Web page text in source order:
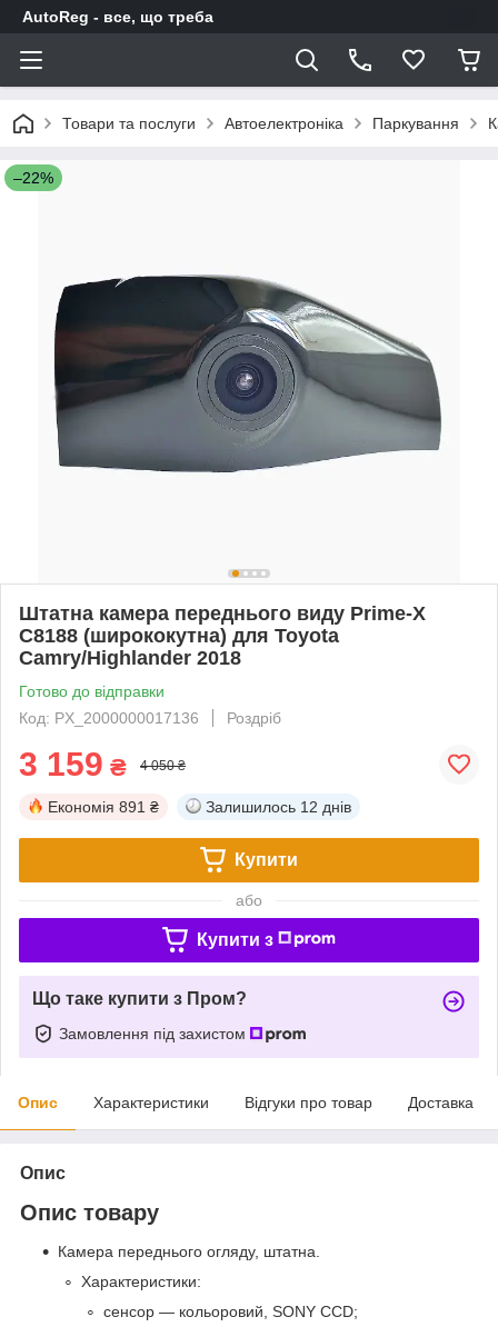
AutoReg - все, що треба
Товари та послуги Автоелектроніка Паркування
–22%
Штатна камера переднього виду Prime-X
C8188 (ширококутна) для Toyota
Camry/Highlander 2018
Готово до відправки
Код: PX_2000000017136
Роздріб
3 159 ₴ 4 050 ₴
Економія 891 ₴ Залишилось 12 днів
Купити
або
Купити з
Що таке купити з Пром?
Замовлення під захистом
Опис Характеристики Відгуки про товар Доставка
Опис
Опис товару
Камера переднього огляду, штатна.
Характеристики:
сенсор — кольоровий, SONY CCD;